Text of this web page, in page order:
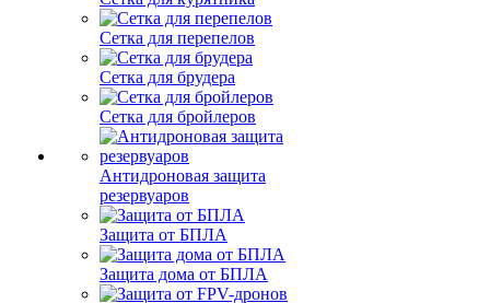
Сетка для перепелов
Сетка для брудера
Сетка для бройлеров
Антидроновая защита
резервуаров
Защита от БПЛА
Защита дома от БПЛА